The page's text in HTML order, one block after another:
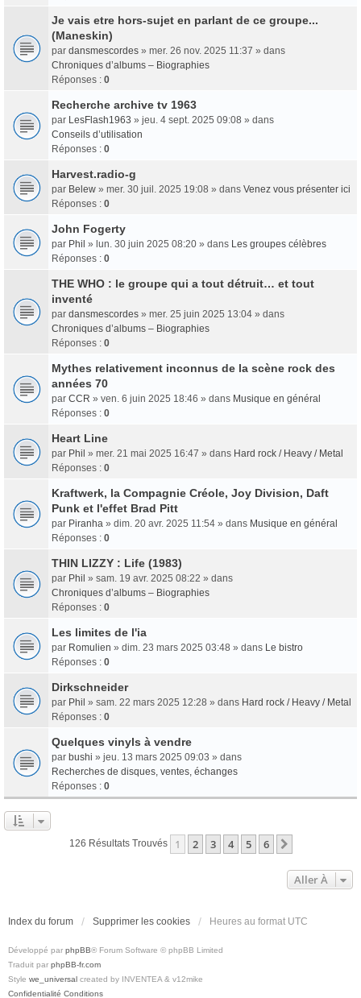
Je vais etre hors-sujet en parlant de ce groupe...
(Maneskin)
par dansmescordes » mer. 26 nov. 2025 11:37 » dans
Chroniques d’albums – Biographies
Réponses : 0
Recherche archive tv 1963
par LesFlash1963 » jeu. 4 sept. 2025 09:08 » dans
Conseils d’utilisation
Réponses : 0
Harvest.radio-g
par Belew » mer. 30 juil. 2025 19:08 » dans Venez vous présenter ici
Réponses : 0
John Fogerty
par Phil » lun. 30 juin 2025 08:20 » dans Les groupes célèbres
Réponses : 0
THE WHO : le groupe qui a tout détruit… et tout
inventé
par dansmescordes » mer. 25 juin 2025 13:04 » dans
Chroniques d’albums – Biographies
Réponses : 0
Mythes relativement inconnus de la scène rock des
années 70
par CCR » ven. 6 juin 2025 18:46 » dans Musique en général
Réponses : 0
Heart Line
par Phil » mer. 21 mai 2025 16:47 » dans Hard rock / Heavy / Metal
Réponses : 0
Kraftwerk, la Compagnie Créole, Joy Division, Daft
Punk et l'effet Brad Pitt
par Piranha » dim. 20 avr. 2025 11:54 » dans Musique en général
Réponses : 0
THIN LIZZY : Life (1983)
par Phil » sam. 19 avr. 2025 08:22 » dans
Chroniques d’albums – Biographies
Réponses : 0
Les limites de l'ia
par Romulien » dim. 23 mars 2025 03:48 » dans Le bistro
Réponses : 0
Dirkschneider
par Phil » sam. 22 mars 2025 12:28 » dans Hard rock / Heavy / Metal
Réponses : 0
Quelques vinyls à vendre
par bushi » jeu. 13 mars 2025 09:03 » dans
Recherches de disques, ventes, échanges
Réponses : 0
126 Résultats Trouvés 1 2 3 4 5 6
Aller À
Index du forum Supprimer les cookies Heures au format UTC
Développé par phpBB® Forum Software © phpBB Limited
Traduit par phpBB-fr.com
Style we_universal created by INVENTEA & v12mike
Confidentialité Conditions